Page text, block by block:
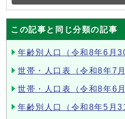
この記事と同じ分類の記事
年齢別人口（令和8年6月
世帯・人口表（令和8年7月
世帯・人口表（令和8年6月
年齢別人口（令和8年5月